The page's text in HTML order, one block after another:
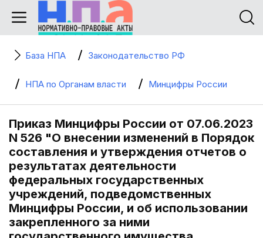
База НПА Законодательство РФ
НПА по Органам власти Минцифры России
Приказ Минцифры России от 07.06.2023
N 526 "О внесении изменений в Порядок
составления и утверждения отчетов о
результатах деятельности
федеральных государственных
учреждений, подведомственных
Минцифры России, и об использовании
закрепленного за ними